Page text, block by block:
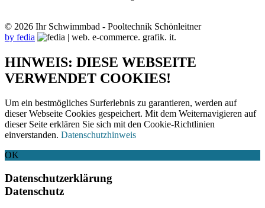
© 2026 Ihr Schwimmbad - Pooltechnik Schönleitner
by fedia
HINWEIS: DIESE WEBSEITE
VERWENDET COOKIES!
Um ein bestmögliches Surferlebnis zu garantieren, werden auf
dieser Webseite Cookies gespeichert. Mit dem Weiternavigieren auf
dieser Seite erklären Sie sich mit den Cookie-Richtlinien
einverstanden. Datenschutzhinweis
OK
Datenschutzerklärung
Datenschutz